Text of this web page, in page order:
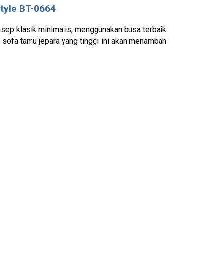
BT-0664
klasik minimalis, menggunakan busa terbaik
tamu jepara yang tinggi ini akan menambah